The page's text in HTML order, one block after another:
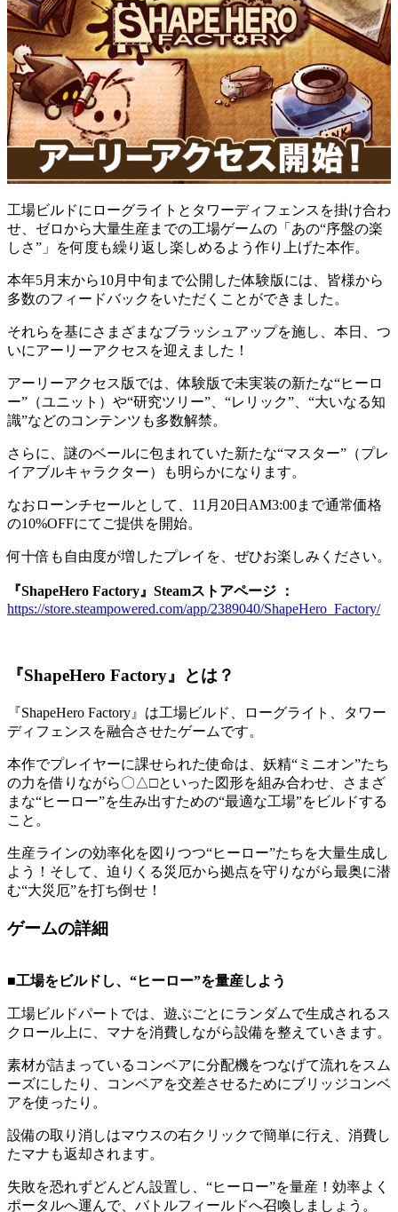
工場ビルドにローグライトとタワーディフェンスを掛け合わ
せ、ゼロから大量生産までの工場ゲームの「あの“序盤の楽
しさ”」を何度も繰り返し楽しめるよう作り上げた本作。
本年5月末から10月中旬まで公開した体験版には、皆様から
多数のフィードバックをいただくことができました。
それらを基にさまざまなブラッシュアップを施し、本日、つ
いにアーリーアクセスを迎えました！
アーリーアクセス版では、体験版で未実装の新たな“ヒーロ
ー”（ユニット）や“研究ツリー”、“レリック”、“大いなる知
識”などのコンテンツも多数解禁。
さらに、謎のベールに包まれていた新たな“マスター”（プレ
イアブルキャラクター）も明らかになります。
なおローンチセールとして、11月20日AM3:00まで通常価格
の10%OFFにてご提供を開始。
何十倍も自由度が増したプレイを、ぜひお楽しみください。
『ShapeHero Factory』Steamストアページ ：
https://store.steampowered.com/app/2389040/ShapeHero_Factory/
『ShapeHero Factory』とは？
『ShapeHero Factory』は工場ビルド、ローグライト、タワー
ディフェンスを融合させたゲームです。
本作でプレイヤーに課せられた使命は、妖精“ミニオン”たち
の力を借りながら〇△□といった図形を組み合わせ、さまざ
まな“ヒーロー”を生み出すための“最適な工場”をビルドする
こと。
生産ラインの効率化を図りつつ“ヒーロー”たちを大量生成し
よう！そして、迫りくる災厄から拠点を守りながら最奥に潜
む“大災厄”を打ち倒せ！
ゲームの詳細
■工場をビルドし、“ヒーロー”を量産しよう
工場ビルドパートでは、遊ぶごとにランダムで生成されるス
クロール上に、マナを消費しながら設備を整えていきます。
素材が詰まっているコンベアに分配機をつなげて流れをスム
ーズにしたり、コンベアを交差させるためにブリッジコンベ
アを使ったり。
設備の取り消しはマウスの右クリックで簡単に行え、消費し
たマナも返却されます。
失敗を恐れずどんどん設置し、“ヒーロー”を量産！効率よく
ポータルへ運んで、バトルフィールドへ召喚しましょう。